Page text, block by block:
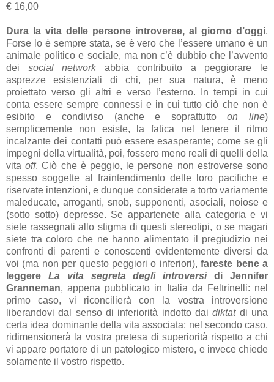
€ 16,00
Dura la vita delle persone introverse, al giorno d’oggi.
Forse lo è sempre stata, se è vero che l’essere umano è un
animale politico e sociale, ma non c’è dubbio che l’avvento
dei social networkabbia contribuito a peggiorare le
asprezze esistenziali di chi, per sua natura, è meno
proiettato verso gli altri e verso l’esterno. In tempi in cui
conta essere sempre connessi e in cui tutto ciò che non è
esibito e condiviso (anche e soprattuttoon line)
semplicemente non esiste, la fatica nel tenere il ritmo
incalzante dei contatti può essere esasperante; come se gli
impegni della virtualità, poi, fossero meno reali di quelli della
vitaoff. Ciò che è peggio, le persone non estroverse sono
spesso soggette al fraintendimento delle loro pacifiche e
riservate intenzioni, e dunque considerate a torto variamente
maleducate, arroganti, snob, supponenti, asociali, noiose e
(sotto sotto) depresse. Se appartenete alla categoria e vi
siete rassegnati allo stigma di questi stereotipi, o se magari
siete tra coloro che ne hanno alimentato il pregiudizio nei
confronti di parenti e conoscenti evidentemente diversi da
voi (ma non per questo peggiori o inferiori),fareste bene a
leggere La vita segreta degli introversidi Jennifer
Granneman, appena pubblicato in Italia da Feltrinelli: nel
primo caso, vi riconcilierà con la vostra introversione
liberandovi dal senso di inferiorità indotto daidiktatdi una
certa idea dominante della vita associata; nel secondo caso,
ridimensionerà la vostra pretesa di superiorità rispetto a chi
vi appare portatore di un patologico mistero, e invece chiede
solamente il vostro rispetto.